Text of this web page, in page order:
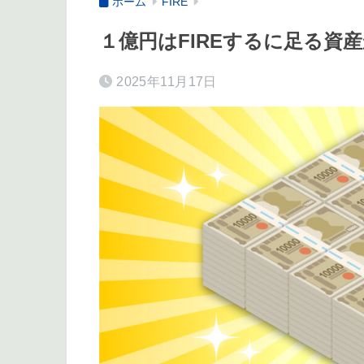
１億円はFIREするに足る資
2025年11月17日